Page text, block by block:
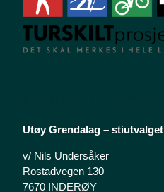
Utøy Grendalag – stiutvalget
v/ Nils Undersåker
Rostadvegen 130
7670 INDERØY